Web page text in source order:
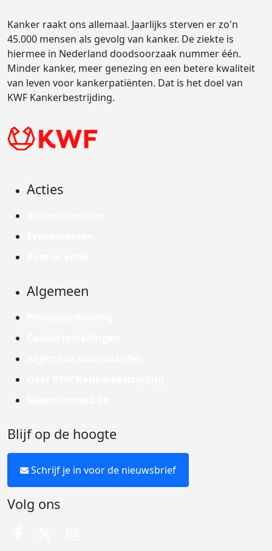
Kanker raakt ons allemaal. Jaarlijks sterven er zo'n
45.000 mensen als gevolg van kanker. De ziekte is
hiermee in Nederland doodsoorzaak nummer één.
Minder kanker, meer genezing en een betere kwaliteit
van leven voor kankerpatiënten. Dat is het doel van
KWF Kankerbestrijding.
Acties
Algemeen
Blijf op de hoogte
Schrijf je in voor de nieuwsbrief
Volg ons